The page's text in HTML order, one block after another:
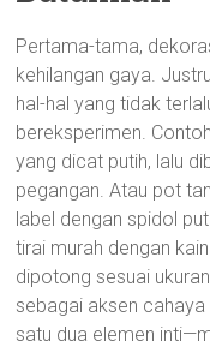
Pertama-tama,
kehilangan gaya.
hal-hal yang tidak
bereksperimen.
yang dicat putih, lalu
pegangan. Atau pot
label dengan spidol
tirai murah dengan
dipotong sesuai
sebagai aksen cahaya
satu dua elemen